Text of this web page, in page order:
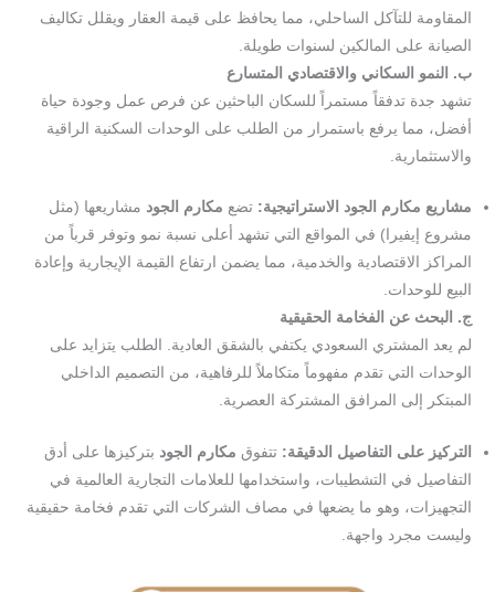
المقاومة للتآكل الساحلي، مما يحافظ على قيمة العقار ويقلل تكاليف
الصيانة على المالكين لسنوات طويلة.
ب. النمو السكاني والاقتصادي المتسارع
تشهد جدة تدفقاً مستمراً للسكان الباحثين عن فرص عمل وجودة حياة
أفضل، مما يرفع باستمرار من الطلب على الوحدات السكنية الراقية
والاستثمارية.
مشاريع مكارم الجود الاستراتيجية: تضع مكارم الجود مشاريعها (مثل
مشروع إيفيرا) في المواقع التي تشهد أعلى نسبة نمو وتوفر قرباً من
المراكز الاقتصادية والخدمية، مما يضمن ارتفاع القيمة الإيجارية وإعادة
البيع للوحدات.
ج. البحث عن الفخامة الحقيقية
لم يعد المشتري السعودي يكتفي بالشقق العادية. الطلب يتزايد على
الوحدات التي تقدم مفهوماً متكاملاً للرفاهية، من التصميم الداخلي
المبتكر إلى المرافق المشتركة العصرية.
التركيز على التفاصيل الدقيقة: تتفوق مكارم الجود بتركيزها على أدق
التفاصيل في التشطيبات، واستخدامها للعلامات التجارية العالمية في
التجهيزات، وهو ما يضعها في مصاف الشركات التي تقدم فخامة حقيقية
وليست مجرد واجهة.